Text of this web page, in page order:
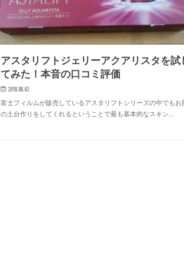
アスタリフトジェリーアクアリスタを試
てみた！本音の口コミ評価
2018.08.02
富士フィルムが販売しているアスタリフトシリーズの中でもお
の土台作りをしてくれるということで最も基本的なスキン…